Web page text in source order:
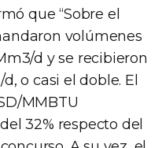
que “Sobre el
volúmenes
d y se recibieron
o casi el doble. El
MMBTU
32% respecto del